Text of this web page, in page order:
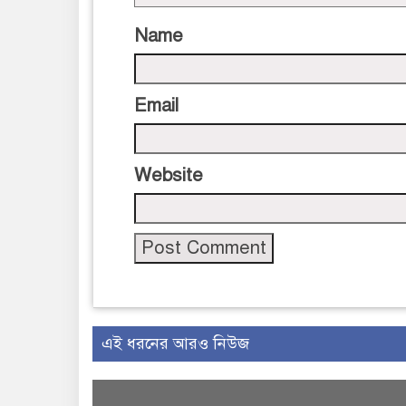
Name
Email
Website
এই ধরনের আরও নিউজ